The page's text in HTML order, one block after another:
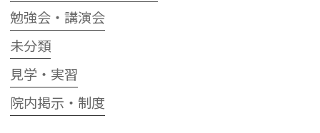
勉強会・講演会
未分類
見学・実習
院内掲示・制度